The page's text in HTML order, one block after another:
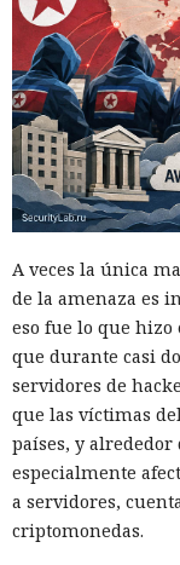
Los esquemas
habilidades y un
partir de servicios
Security
granjas
lanzar estafas
corriente. La
pocos miles de
El equipo de
listo de una granja
hardware y
smartphones se
habituales, los
públicamente y los
por suscripción.
documentación y
habituales.
A veces la única
de la amenaza es
eso fue lo que hizo
que durante casi
servidores de
que las víctimas
países, y alrededor
especialmente
a servidores,
criptomonedas.